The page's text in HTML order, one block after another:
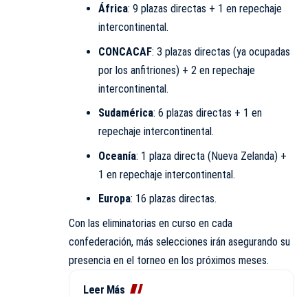
África: 9 plazas directas + 1 en repechaje
intercontinental.
CONCACAF: 3 plazas directas (ya ocupadas
por los anfitriones) + 2 en repechaje
intercontinental.
Sudamérica: 6 plazas directas + 1 en
repechaje intercontinental.
Oceanía: 1 plaza directa (Nueva Zelanda) +
1 en repechaje intercontinental.
Europa: 16 plazas directas.
Con las eliminatorias en curso en cada
confederación, más selecciones irán asegurando su
presencia en el torneo en los próximos meses.
Leer Más